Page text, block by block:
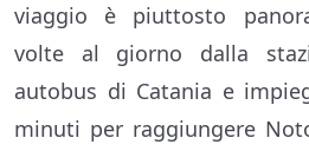
viaggio è piuttosto
volte al giorno dalla
autobus di Catania e
minuti per raggiungere